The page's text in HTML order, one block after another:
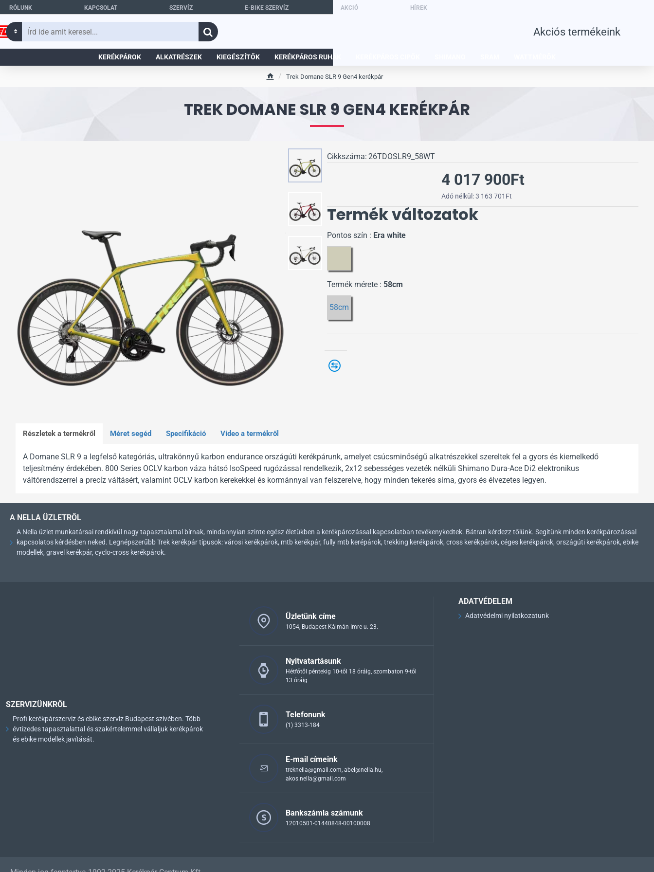
RÓLUNK KAPCSOLAT SZERVÍZ E-BIKE SZERVÍZ AKCIÓ HÍREK
Írd
Akciós termékeink
KERÉKPÁROK ALKATRÉSZEK KIEGÉSZÍTŐK KERÉKPÁROS RUHÁK
TREK DOMANE SLR 9 GEN4 KERÉKPÁR
e
Trek Domane SLR 9 Gen4 kerékpár
Legújabb
Cikkszáma: 26TDOSLR9_58WT
4 017 900Ft
Adó nélkül: 3 163 701Ft
Termék változatok
Pontos szín : Era white
Termék mérete : 58cm
58cm
Részletek a termékről Méret segéd Specifikáció Video a termékről
A Domane SLR 9 a legfelső kategóriás, ultrakönnyű karbon endurance országúti kerékpárunk, amelyet csúcsminőségű alkatrészekkel szereltek fel a gyors és kiemelkedő
teljesítmény érdekében. 800 Series OCLV karbon váza hátsó IsoSpeed rugózással rendelkezik, 2x12 sebességes vezeték nélküli Shimano Dura-Ace Di2 elektronikus
váltórendszerrel a precíz váltásért, valamint OCLV karbon kerekekkel és kormánnyal van felszerelve, hogy minden tekerés sima, gyors és élvezetes legyen.
A NELLA ÜZLETRŐL
A Nella üzlet munkatársai rendkívül nagy tapasztalattal bírnak, mindannyian szinte egész életükben a kerékpározással kapcsolatban tevékenykedtek. Bátran kérdezz tőlünk. Segítünk minden kerékpározással
kapcsolatos kérdésben neked. Legnépszerűbb Trek kerékpár típusok: városi kerékpárok, mtb kerékpár, fully mtb kerépárok, trekking kerékpárok, cross kerékpárok, céges kerékpárok, országúti kerékpárok, ebike
modellek, gravel kerékpár, cyclo-cross kerékpárok.
SZERVIZÜNKRŐL
Profi kerékpárszerviz és ebike szerviz Budapest szívében. Több
évtizedes tapasztalattal és szakértelemmel vállaljuk kerékpárok
és ebike modellek javítását.
Üzletünk címe
1054, Budapest Kálmán Imre u. 23.
Nyitvatartásunk
Hétfőtől péntekig 10-től 18 óráig, szombaton 9-től
13 óráig
Telefonunk
(1) 3313-184
E-mail címeink
treknella@gmail.com, abel@nella.hu,
akos.nella@gmail.com
Bankszámla számunk
12010501-01440848-00100008
ADATVÉDELEM
Adatvédelmi nyilatkozatunk